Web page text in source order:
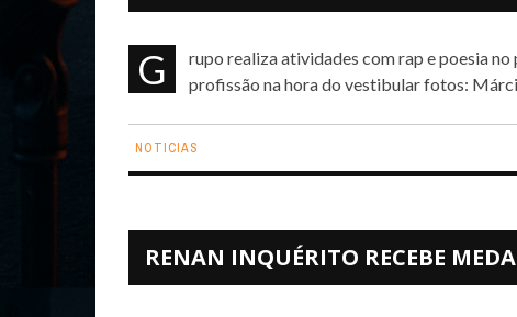
Grupo realiza atividades com rap e poesia no projeto “Decida-se” que ajuda alunos a escolherem a profissão na hora do vestibular fotos:
NOTICIAS
RENAN INQUÉRITO RECEBE